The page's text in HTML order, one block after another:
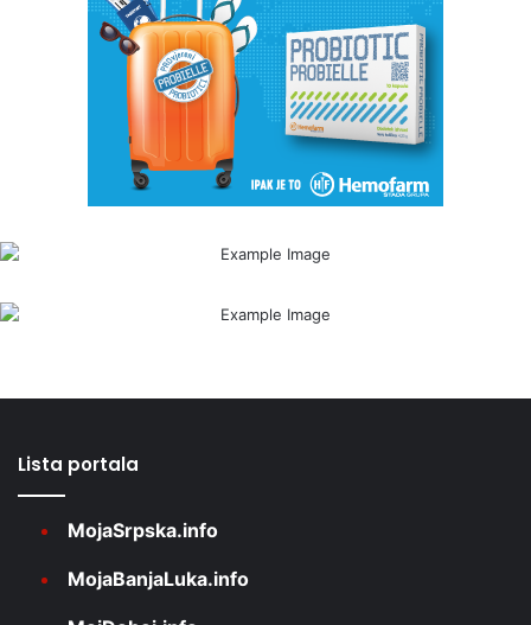
Lista portala
MojaSrpska.info
MojaBanjaLuka.info